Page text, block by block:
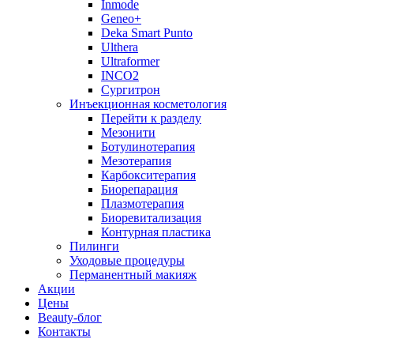
Inmode
Geneo+
Deka Smart Punto
Ulthera
Ultraformer
INCO2
Сургитрон
Инъекционная косметология
Перейти к разделу
Мезонити
Ботулинотерапия
Мезотерапия
Карбокситерапия
Биорепарация
Плазмотерапия
Биоревитализация
Контурная пластика
Пилинги
Уходовые процедуры
Перманентный макияж
Акции
Цены
Beauty-блог
Контакты